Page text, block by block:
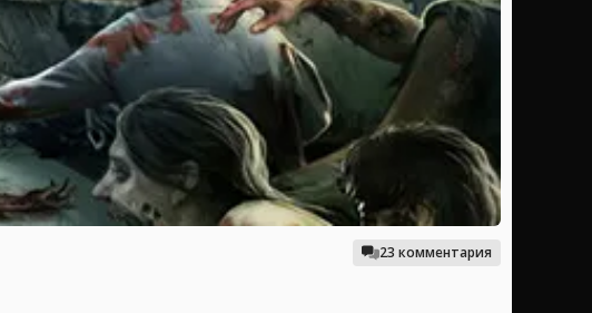
23 комментария